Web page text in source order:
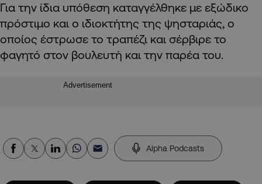
Για την ίδια υπόθεση καταγγέλθηκε με εξώδικο
πρόστιμο και ο ιδιοκτήτης της ψησταριάς, ο
οποίος έστρωσε το τραπέζι και σέρβιρε το
φαγητό στον βουλευτή και την παρέα του.
Advertisement
Alpha Podcasts